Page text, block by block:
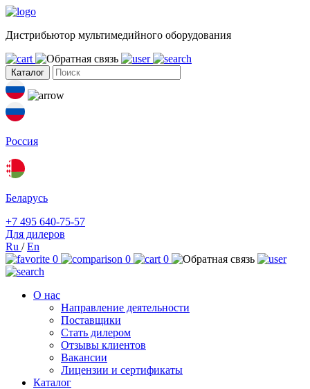
Дистрибьютор мультимедийного оборудования
Каталог
Россия
Беларусь
+7 495 640-75-57
Для дилеров
Ru /En
0
0 0
О нас
Направление деятельности
Поставщики
Стать дилером
Отзывы клиентов
Вакансии
Лицензии и сертификаты
Каталог